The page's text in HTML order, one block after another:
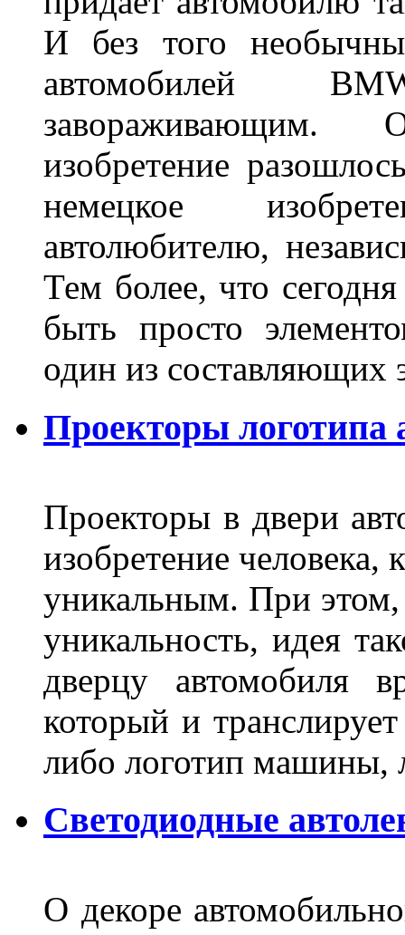
И без того
автомобилей
завораживающим.
изобретение
немецкое
автолюбителю,
Тем более, что сегодня
быть просто
один из
Проекторы логотипа
Проекторы в двери
изобретение человека,
уникальным. При этом,
уникальность, идея
дверцу автомобиля
который и
либо логотип машины,
Светодиодные
О декоре